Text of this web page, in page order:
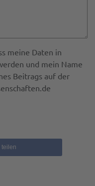
meine Daten in
und mein Name
Beitrags auf der
teilen